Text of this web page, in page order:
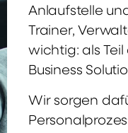
Anlaufstelle
Trainer,
wichtig: als Teil
Business
Wir sorgen